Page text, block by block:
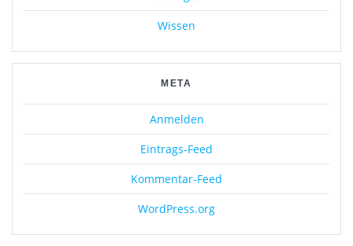
Wissen
META
Anmelden
Eintrags-Feed
Kommentar-Feed
WordPress.org